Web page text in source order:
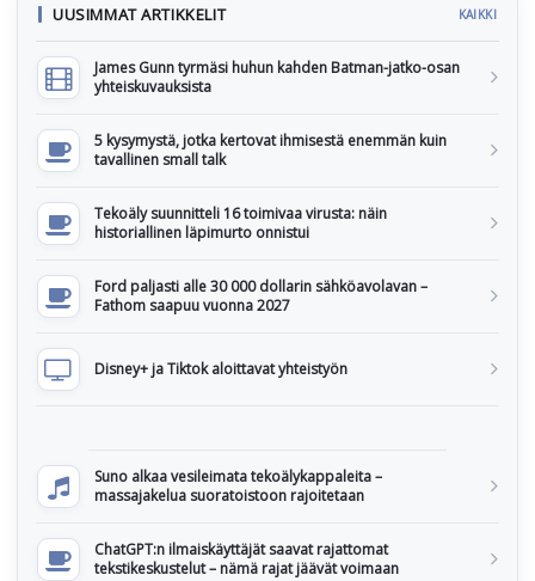
UUSIMMAT ARTIKKELIT KAIKKI
James Gunn tyrmäsi huhun kahden Batman-jatko-osan
yhteiskuvauksista
5 kysymystä, jotka kertovat ihmisestä enemmän kuin
tavallinen small talk
Tekoäly suunnitteli 16 toimivaa virusta: näin
historiallinen läpimurto onnistui
Ford paljasti alle 30 000 dollarin sähköavolavan –
Fathom saapuu vuonna 2027
Disney+ ja Tiktok aloittavat yhteistyön
Suno alkaa vesileimata tekoälykappaleita –
massajakelua suoratoistoon rajoitetaan
ChatGPT:n ilmaiskäyttäjät saavat rajattomat
tekstikeskustelut – nämä rajat jäävät voimaan